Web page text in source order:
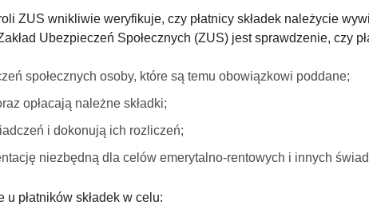
ZUS wnikliwie weryfikuje, czy płatnicy składek należycie
Ubezpieczeń Społecznych (ZUS) jest sprawdzenie, czy
społecznych osoby, które są temu obowiązkowi poddane;
opłacają należne składki;
i dokonują ich rozliczeń;
niezbędną dla celów emerytalno-rentowych i innych
płatników składek w celu: